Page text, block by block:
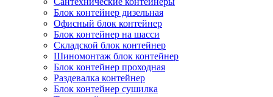
Блок контейнер дизельная
Офисный блок контейнер
Блок контейнер на шасси
Складской блок контейнер
Шиномонтаж блок контейнер
Блок контейнер проходная
Раздевалка контейнер
Блок контейнер сушилка